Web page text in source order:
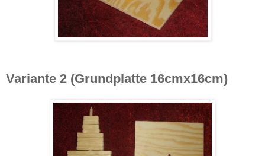
Variante 2 (Grundplatte 16cmx16cm)